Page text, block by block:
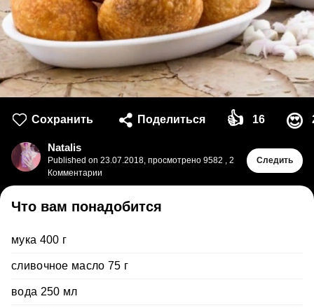
Сохранить Поделиться 👍 16 😍
Natalis
Published on 23.07.2018, просмотрено 9582 , 2
Комментарии
Следить
Что вам понадобится
мука 400 г
сливочное масло 75 г
вода 250 мл